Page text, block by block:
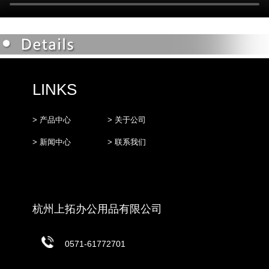
LINKS
> 产品中心 > 关于公司
> 新闻中心 > 联系我们
杭州上拓办公用品有限公司
0571-61772701